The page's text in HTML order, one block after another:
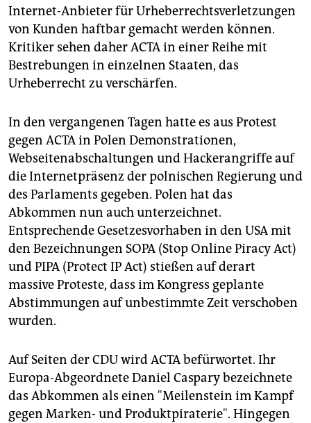
Internet-Anbieter für Urheberrechtsverletzungen
von Kunden haftbar gemacht werden können.
Kritiker sehen daher ACTA in einer Reihe mit
Bestrebungen in einzelnen Staaten, das
Urheberrecht zu verschärfen.
In den vergangenen Tagen hatte es aus Protest
gegen ACTA in Polen Demonstrationen,
Webseitenabschaltungen und Hackerangriffe auf
die Internetpräsenz der polnischen Regierung und
des Parlaments gegeben. Polen hat das
Abkommen nun auch unterzeichnet.
Entsprechende Gesetzesvorhaben in den USA mit
den Bezeichnungen SOPA (Stop Online Piracy Act)
und PIPA (Protect IP Act) stießen auf derart
massive Proteste, dass im Kongress geplante
Abstimmungen auf unbestimmte Zeit verschoben
wurden.
Auf Seiten der CDU wird ACTA befürwortet. Ihr
Europa-Abgeordnete Daniel Caspary bezeichnete
das Abkommen als einen "Meilenstein im Kampf
gegen Marken- und Produktpiraterie". Hingegen